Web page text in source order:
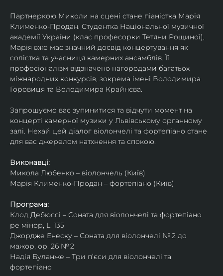
Партнеркою Миколи на сцені стане піаністка Марія
Клименко-Продан. Студентка Національної музичної
академії України (клас професорки Тетяни Рощиної),
Марія вже має значний досвід концертування як
солістка та учасниця камерних ансамблів. Її
професіоналізм відзначено нагородами багатьох
міжнародних конкурсів, зокрема імені Володимира
Горовиця та Володимира Крайнєва.
Запрошуємо вас зупинитися та відчути момент на
концерті камерної музики у Львівському органному
залі. Нехай цей діалог віолончелі та фортепіано стане
для вас джерелом натхнення та спокою.
Виконавці:
Микола Любенко – віолончель (Київ)
Марія Клименко-Продан – фортепіано (Київ)
Програма:
Клод Дебюссі – Соната для віолончелі та фортепіано
ре мінор, L. 135
Джордже Енеску – Соната для віолончелі № 2 до
мажор, ор. 26 № 2
Надія Буланже – Три п’єси для віолончелі та
фортепіано